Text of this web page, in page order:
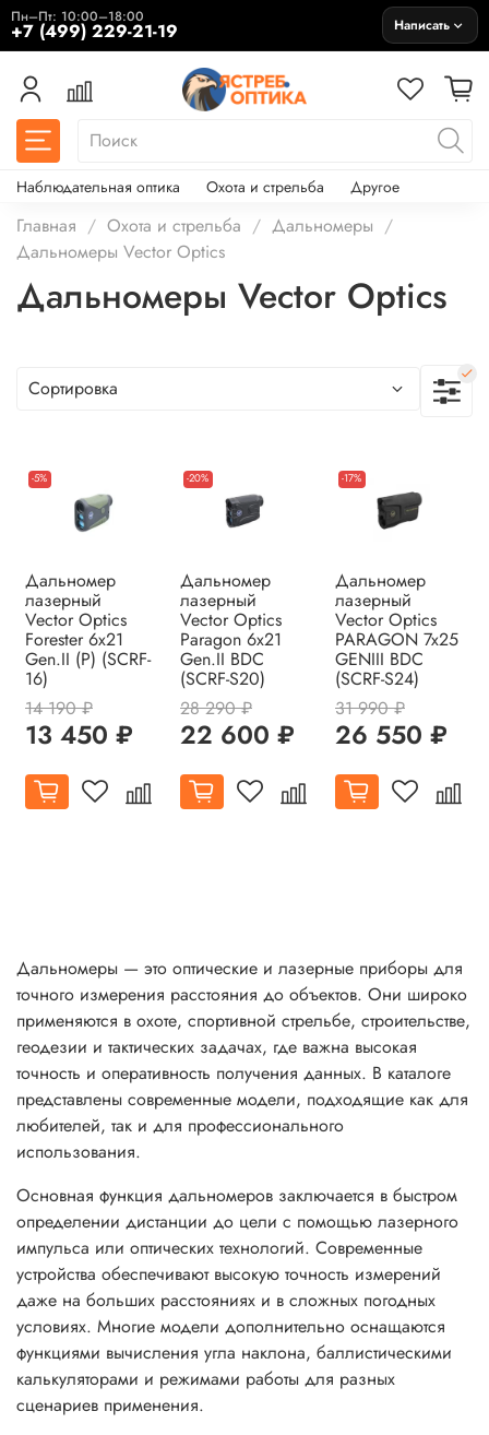
Пн–Пт: 10:00–18:00
+7 (499) 229-21-19 Написать
Наблюдательная оптика Охота и стрельба Другое
Главная Охота и стрельба
Дальномеры
Дальномеры Vector Optics
Дальномеры Vector Optics
-5%
Дальномер
лазерный
Vector Optics
Forester 6x21
Gen.II (P) (SCRF-
16)
14 190 ₽
13 450 ₽
-20%
Дальномер
лазерный
Vector Optics
Paragon 6x21
Gen.II BDC
(SCRF-S20)
28 290 ₽
22 600 ₽
-17%
Дальномер
лазерный
Vector Optics
PARAGON 7x25
GENIII BDC
(SCRF-S24)
31 990 ₽
26 550 ₽
Дальномеры — это оптические и лазерные приборы для
точного измерения расстояния до объектов. Они широко
применяются в охоте, спортивной стрельбе, строительстве,
геодезии и тактических задачах, где важна высокая
точность и оперативность получения данных. В каталоге
представлены современные модели, подходящие как для
любителей, так и для профессионального
использования.
Основная функция дальномеров заключается в быстром
определении дистанции до цели с помощью лазерного
импульса или оптических технологий. Современные
устройства обеспечивают высокую точность измерений
даже на больших расстояниях и в сложных погодных
условиях. Многие модели дополнительно оснащаются
функциями вычисления угла наклона, баллистическими
калькуляторами и режимами работы для разных
сценариев применения.